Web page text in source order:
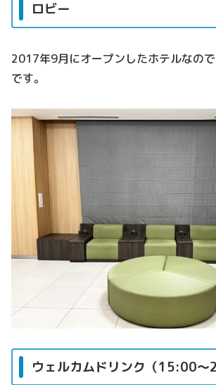
ロビー
2017年9月にオープンしたホテルなの
です。
ウェルカムドリンク（15:00～